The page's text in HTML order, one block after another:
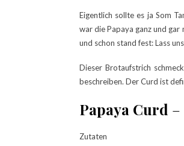
Eigentlich sollte es ja Som
war die Papaya ganz und gar
und schon stand fest: Lass
Dieser Brotaufstrich
beschreiben. Der Curd ist
Papaya Curd
Zutaten